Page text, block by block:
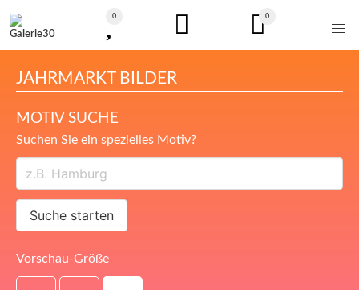
0 0
JAHRMARKT BILDER
MOTIV SUCHE
Suchen Sie ein spezielles Motiv?
Suche starten
Vorschau-Größe